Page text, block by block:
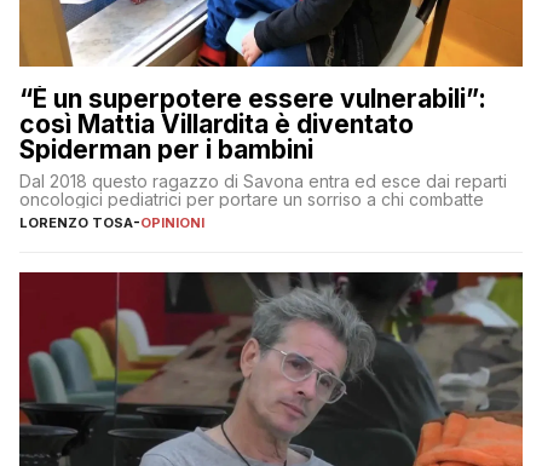
“È un superpotere essere vulnerabili”:
così Mattia Villardita è diventato
Spiderman per i bambini
Dal 2018 questo ragazzo di Savona entra ed esce dai reparti
oncologici pediatrici per portare un sorriso a chi combatte
LORENZO TOSA-OPINIONI